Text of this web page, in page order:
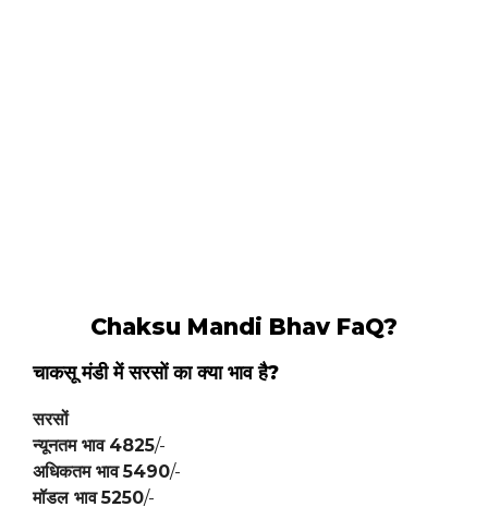
Chaksu Mandi Bhav FaQ?
चाकसू मंडी मेंसरसोंका क्या भाव है?
सरसों
न्यूनतम भाव 4825/-
अधिकतम भाव 5490/-
मॉडल भाव 5250/-